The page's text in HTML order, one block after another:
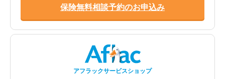
保険無料相談予約のお申込み
アフラックサービスショップ